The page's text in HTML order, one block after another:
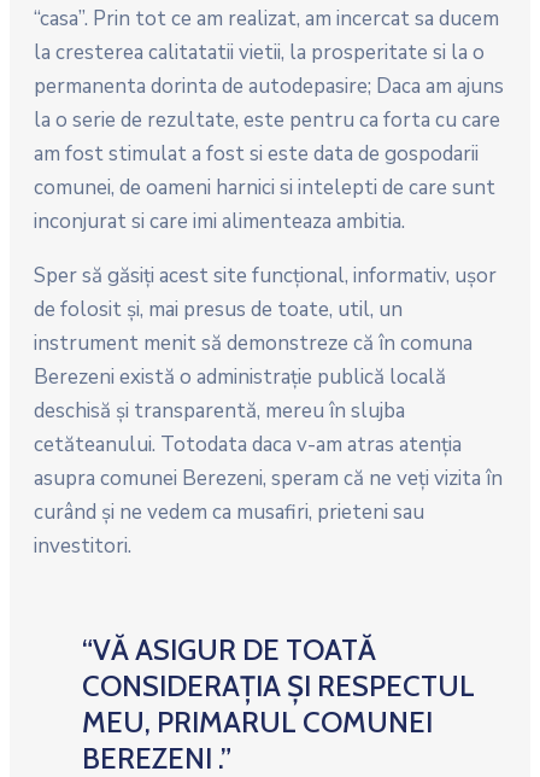
“casa”. Prin tot ce am realizat, am incercat sa ducem
la cresterea calitatatii vietii, la prosperitate si la o
permanenta dorinta de autodepasire; Daca am ajuns
la o serie de rezultate, este pentru ca forta cu care
am fost stimulat a fost si este data de gospodarii
comunei, de oameni harnici si intelepti de care sunt
inconjurat si care imi alimenteaza ambitia.
Sper să găsiţi acest site funcţional, informativ, uşor
de folosit şi, mai presus de toate, util, un
instrument menit să demonstreze că în comuna
Berezeni există o administraţie publică locală
deschisă şi transparentă, mereu în slujba
cetăteanului. Totodata daca v-am atras atenţia
asupra comunei Berezeni, speram că ne veţi vizita în
curând şi ne vedem ca musafiri, prieteni sau
investitori.
“VĂ ASIGUR DE TOATĂ
CONSIDERAȚIA ȘI RESPECTUL
MEU, PRIMARUL COMUNEI
BEREZENI .”